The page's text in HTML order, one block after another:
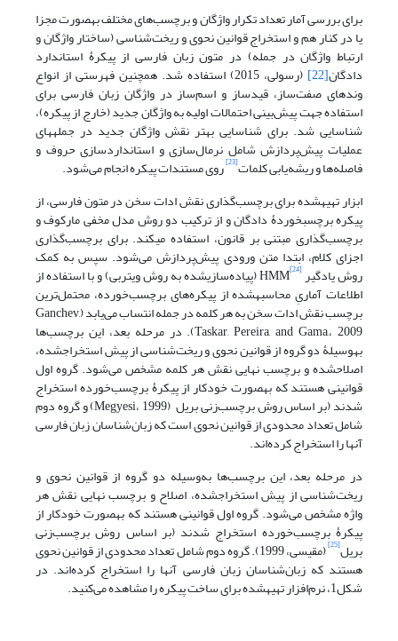
برای بررسی آمار تعداد تکرار واژگان و برچسب‌های مختلف به‎صورت مجزا
یا در کنار هم و استخراج قوانین نحوی و ریخت‌شناسی (ساختار واژگان و
ارتباط واژگان در جمله) در متون زبان فارسی از پیکرۀ استاندارد
دادگان[22] (رسولی، 2015) استفاده شد. همچنین فهرستی از انواع
وندهای صفت‌ساز، قید‌ساز و اسم‌ساز در واژگان زبان فارسی برای
استفاده جهت پیش‌بینی احتمالات اولیه به واژگان جدید (خارج از پیکره)،
شناسایی شد. برای شناسایی بهتر نقش واژگان جدید در جمله‎های
عملیات پیش‌پردازش شامل نرمال‌سازی و استانداردسازی حروف و
فاصله‌ها و ریشه‌یابی کلمات[23]
روی مستندات پیکره انجام می‌شود.
ابزار تهیه‎شده برای برچسب‌گذاری نقش ادات سخن در متون فارسی، از
پیکره برچسب‎خوردۀ دادگان و از ترکیب دو روش مدل مخفی مارکوف و
برچسب‌گذاری مبتنی بر قانون، استفاده می‎کند. برای برچسب‌گذاری
اجزای کلام، ابتدا متن ورودی پیش‌پردازش می‌شود. سپس به کمک
روش یادگیر [24] HMM (پیاده‌سازی‎شده به روش ویتربی) و با استفاده از
اطلاعات آماریِ محاسبه‎شده از پیکره‌های برچسب‌خورده، محتمل‌ترین
برچسب نقش ادات سخن به هر کلمه در جمله انتساب می‌یابد (Ganchev,
Taskar, Pereira, and Gama,، 2009). در مرحله بعد، این برچسب‌ها
به‎وسیلۀ دو گروه از قوانین نحوی و ریخت‌شناسی از پیش استخراج‎شده،
اصلاح‎شده و برچسب نهایی نقش هر کلمه مشخص می‌شود. گروه اول
قوانینی هستند که به‎صورت خودکار از پیکرۀ برچسب‌خورده استخراج
شدند (بر اساس روش برچسب‌زنی بریل (Megyesi، 1999) و گروه دوم
شامل تعداد محدودی از قوانین نحوی است که زبان‌شناسان زبان فارسی
آنها را استخراج کرده‌اند.
در مرحله بعد، این برچسب‌ها به‌وسیله دو گروه از قوانین نحوی و
ریخت‌شناسی از پیش استخراج‎شده، اصلاح و برچسب نهایی نقش هر
واژه مشخص می‌شود. گروه اول قوانینی هستند که به‎صورت خودکار از
پیکرۀ برچسب‌خورده استخراج شدند (بر اساس روش برچسب‌زنی
بریل[25] (مقیسی، 1999). گروه دوم شامل تعداد محدودی از قوانین نحوی
هستند که زبان‌شناسان زبان فارسی آنها را استخراج کرده‌اند. در
شکل1، نرم‌افزار تهیه‎شده برای ساخت پیکره را مشاهده می‌کنید.